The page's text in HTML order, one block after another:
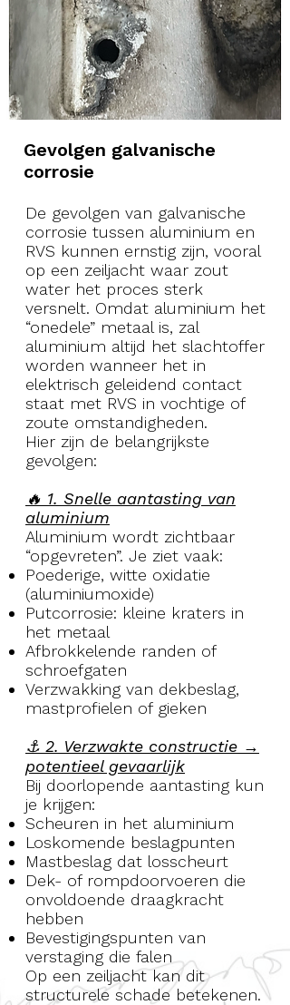
Gevolgen galvanische
corrosie
De gevolgen van galvanische
corrosie tussen aluminium en
RVS kunnen ernstig zijn, vooral
op een zeiljacht waar zout
water het proces sterk
versnelt. Omdat aluminium het
“onedele” metaal is, zal
aluminium altijd het slachtoffer
worden wanneer het in
elektrisch geleidend contact
staat met RVS in vochtige of
zoute omstandigheden.
Hier zijn de belangrijkste
gevolgen:
🔥 1. Snelle aantasting van
aluminium
Aluminium wordt zichtbaar
“opgevreten”. Je ziet vaak:
Poederige, witte oxidatie
(aluminiumoxide)
Putcorrosie: kleine kraters in
het metaal
Afbrokkelende randen of
schroefgaten
Verzwakking van dekbeslag,
mastprofielen of gieken
⚓ 2. Verzwakte constructie →
potentieel gevaarlijk
Bij doorlopende aantasting kun
je krijgen:
Scheuren in het aluminium
Loskomende beslagpunten
Mastbeslag dat losscheurt
Dek- of rompdoorvoeren die
onvoldoende draagkracht
hebben
Bevestigingspunten van
verstaging die falen
Op een zeiljacht kan dit
structurele schade betekenen.